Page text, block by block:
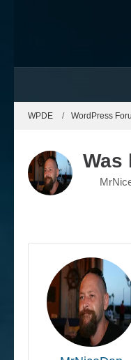
WPDE WordPress
Was